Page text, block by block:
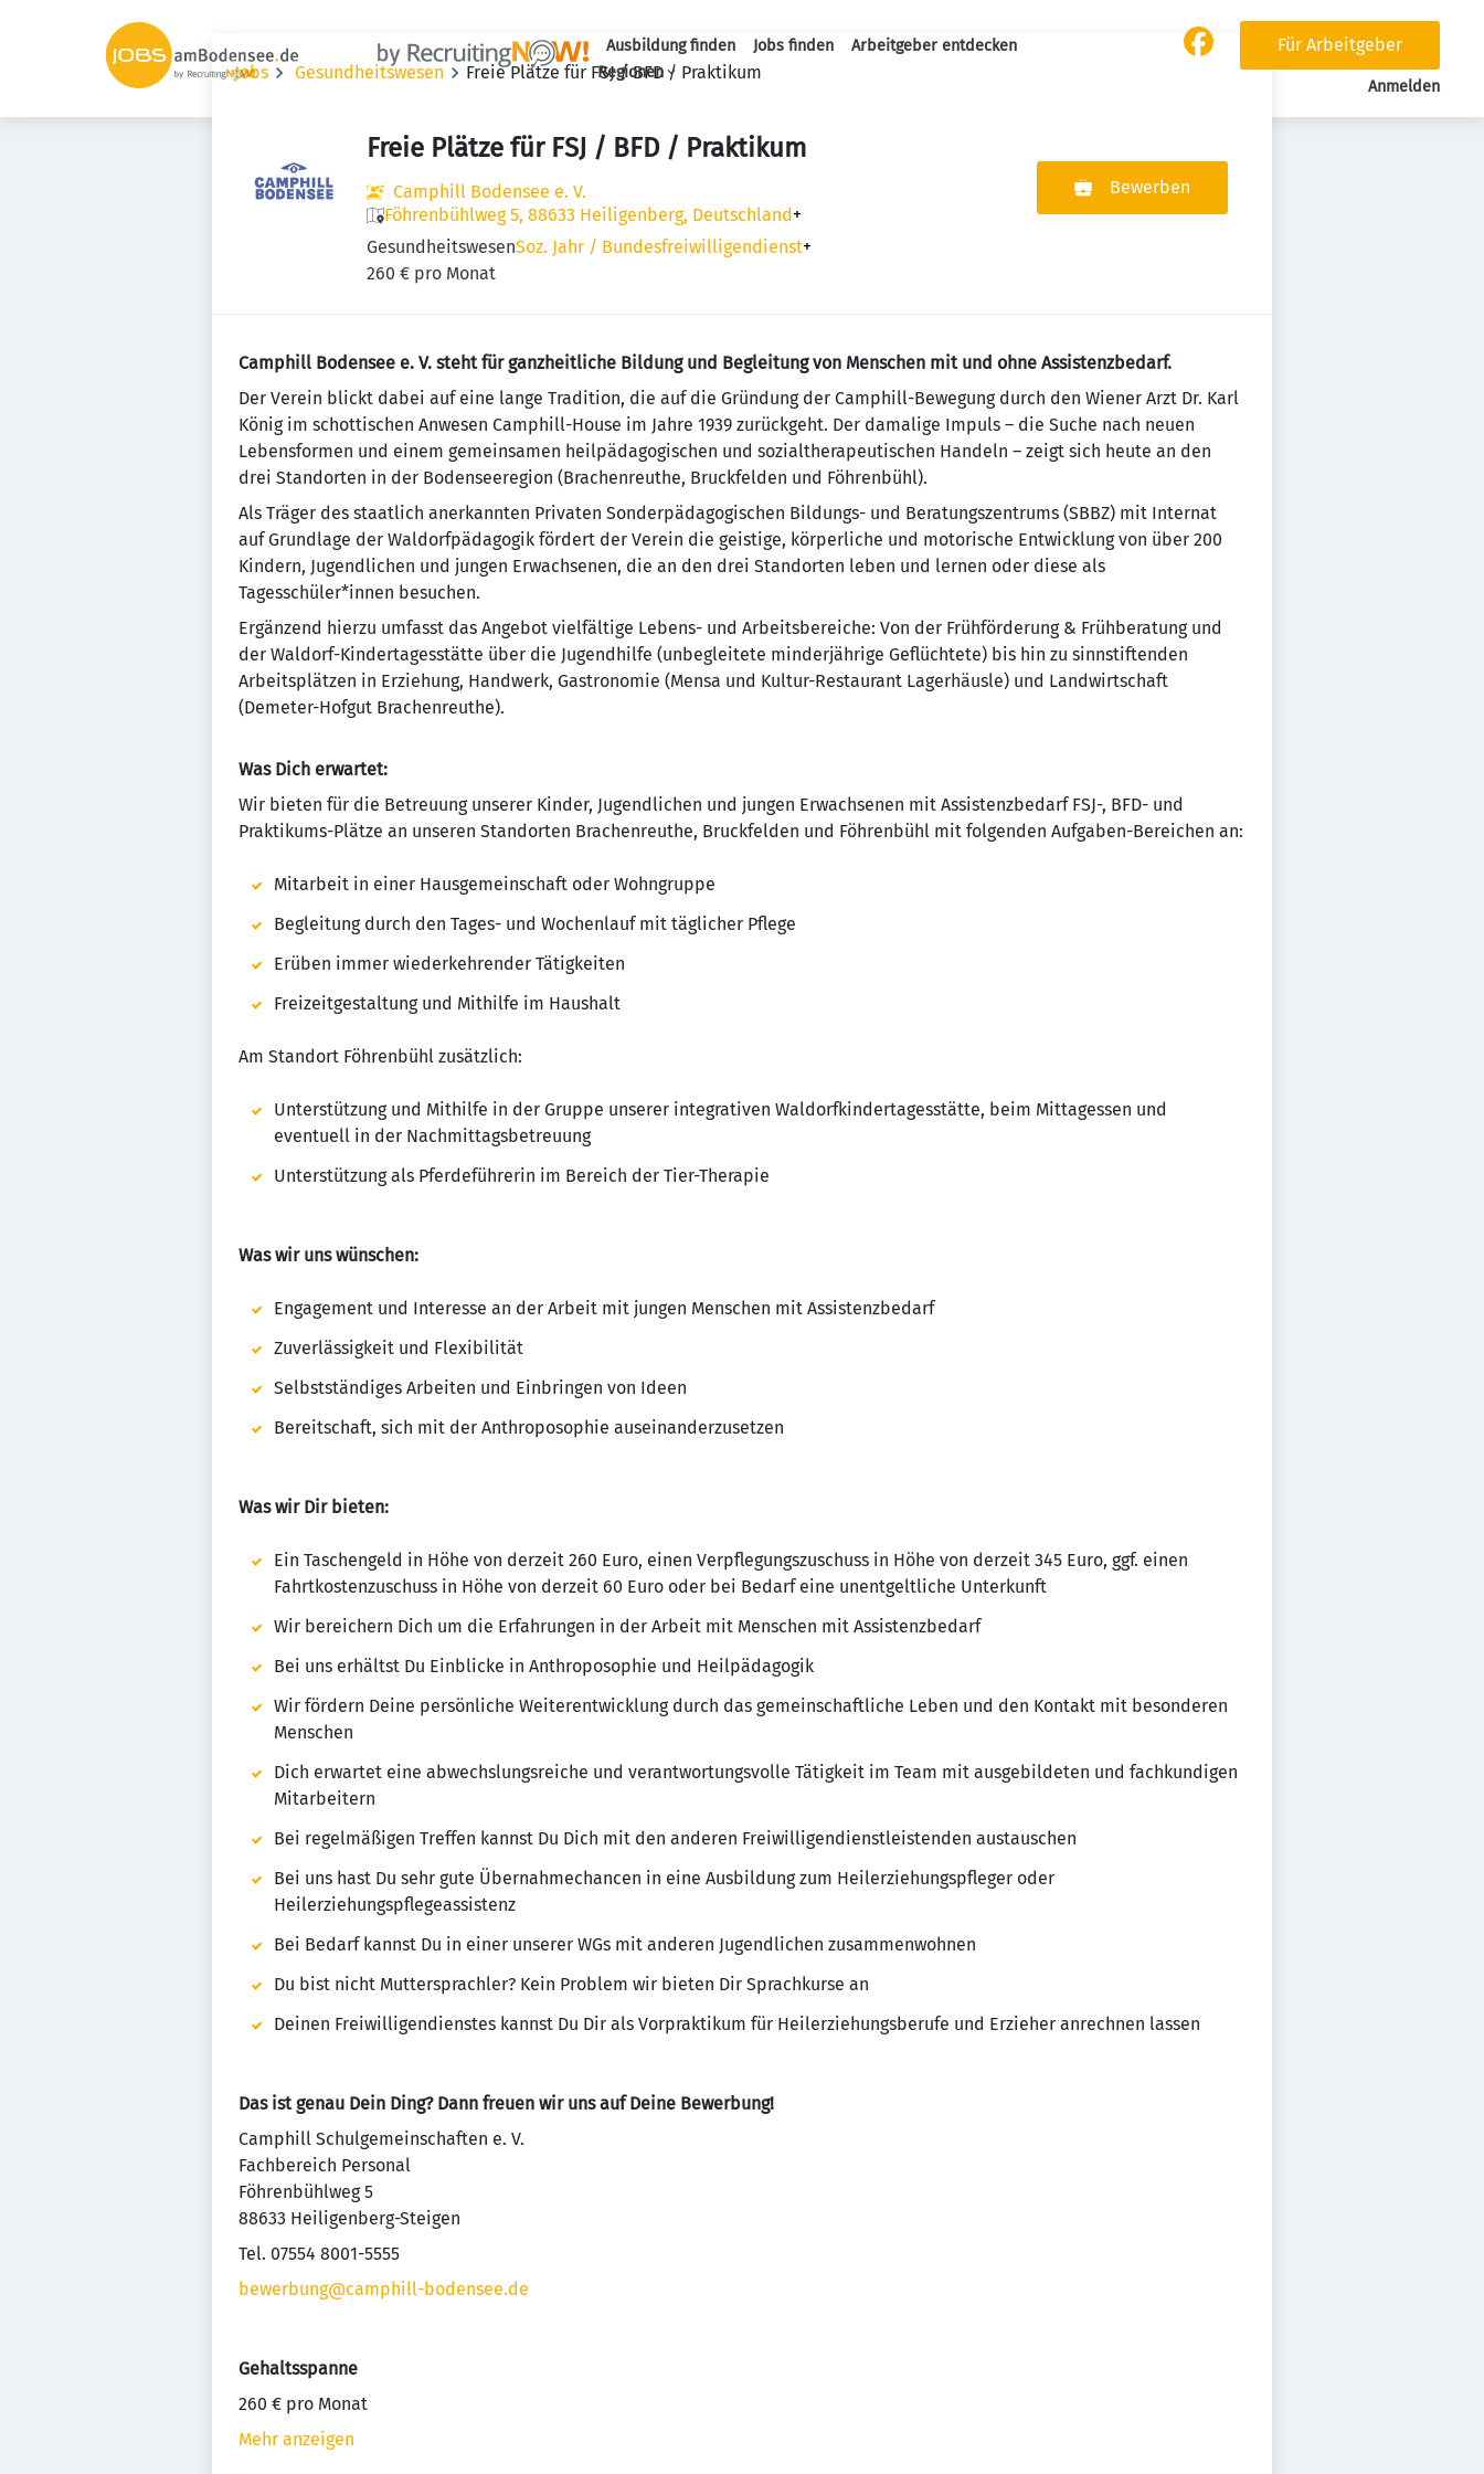
Ausbildung finden Jobs finden
Arbeitgeber entdecken
Regionen
Für Arbeitgeber
Anmelden
Jobs Gesundheitswesen Freie Plätze für FSJ / BFD / Praktikum
Freie Plätze für FSJ / BFD / Praktikum
Camphill Bodensee e. V.
Föhrenbühlweg 5, 88633 Heiligenberg, Deutschland+
GesundheitswesenSoz. Jahr / Bundesfreiwilligendienst+
260 € pro Monat
Bewerben
Camphill Bodensee e. V. steht für ganzheitliche Bildung und Begleitung von Menschen mit und ohne Assistenzbedarf.
Der Verein blickt dabei auf eine lange Tradition, die auf die Gründung der Camphill-Bewegung durch den Wiener Arzt Dr. Karl
König im schottischen Anwesen Camphill-House im Jahre 1939 zurückgeht. Der damalige Impuls – die Suche nach neuen
Lebensformen und einem gemeinsamen heilpädagogischen und sozialtherapeutischen Handeln – zeigt sich heute an den
drei Standorten in der Bodenseeregion (Brachenreuthe, Bruckfelden und Föhrenbühl).
Als Träger des staatlich anerkannten Privaten Sonderpädagogischen Bildungs- und Beratungszentrums (SBBZ) mit Internat
auf Grundlage der Waldorfpädagogik fördert der Verein die geistige, körperliche und motorische Entwicklung von über 200
Kindern, Jugendlichen und jungen Erwachsenen, die an den drei Standorten leben und lernen oder diese als
Tagesschüler*innen besuchen.
Ergänzend hierzu umfasst das Angebot vielfältige Lebens- und Arbeitsbereiche: Von der Frühförderung & Frühberatung und
der Waldorf-Kindertagesstätte über die Jugendhilfe (unbegleitete minderjährige Geflüchtete) bis hin zu sinnstiftenden
Arbeitsplätzen in Erziehung, Handwerk, Gastronomie (Mensa und Kultur-Restaurant Lagerhäusle) und Landwirtschaft
(Demeter-Hofgut Brachenreuthe).
Was Dich erwartet:
Wir bieten für die Betreuung unserer Kinder, Jugendlichen und jungen Erwachsenen mit Assistenzbedarf FSJ-, BFD- und
Praktikums-Plätze an unseren Standorten Brachenreuthe, Bruckfelden und Föhrenbühl mit folgenden Aufgaben-Bereichen an:
Mitarbeit in einer Hausgemeinschaft oder Wohngruppe
Begleitung durch den Tages- und Wochenlauf mit täglicher Pflege
Erüben immer wiederkehrender Tätigkeiten
Freizeitgestaltung und Mithilfe im Haushalt
Am Standort Föhrenbühl zusätzlich:
Unterstützung und Mithilfe in der Gruppe unserer integrativen Waldorfkindertagesstätte, beim Mittagessen und
eventuell in der Nachmittagsbetreuung
Unterstützung als Pferdeführerin im Bereich der Tier-Therapie
Was wir uns wünschen:
Engagement und Interesse an der Arbeit mit jungen Menschen mit Assistenzbedarf
Zuverlässigkeit und Flexibilität
Selbstständiges Arbeiten und Einbringen von Ideen
Bereitschaft, sich mit der Anthroposophie auseinanderzusetzen
Was wir Dir bieten:
Ein Taschengeld in Höhe von derzeit 260 Euro, einen Verpflegungszuschuss in Höhe von derzeit 345 Euro, ggf. einen
Fahrtkostenzuschuss in Höhe von derzeit 60 Euro oder bei Bedarf eine unentgeltliche Unterkunft
Wir bereichern Dich um die Erfahrungen in der Arbeit mit Menschen mit Assistenzbedarf
Bei uns erhältst Du Einblicke in Anthroposophie und Heilpädagogik
Wir fördern Deine persönliche Weiterentwicklung durch das gemeinschaftliche Leben und den Kontakt mit besonderen
Menschen
Dich erwartet eine abwechslungsreiche und verantwortungsvolle Tätigkeit im Team mit ausgebildeten und fachkundigen
Mitarbeitern
Bei regelmäßigen Treffen kannst Du Dich mit den anderen Freiwilligendienstleistenden austauschen
Bei uns hast Du sehr gute Übernahmechancen in eine Ausbildung zum Heilerziehungspfleger oder
Heilerziehungspflegeassistenz
Bei Bedarf kannst Du in einer unserer WGs mit anderen Jugendlichen zusammenwohnen
Du bist nicht Muttersprachler? Kein Problem wir bieten Dir Sprachkurse an
Deinen Freiwilligendienstes kannst Du Dir als Vorpraktikum für Heilerziehungsberufe und Erzieher anrechnen lassen
Das ist genau Dein Ding? Dann freuen wir uns auf Deine Bewerbung!
Camphill Schulgemeinschaften e. V.
Fachbereich Personal
Föhrenbühlweg 5
88633 Heiligenberg-Steigen
Tel. 07554 8001-5555
bewerbung@camphill-bodensee.de
Gehaltsspanne
260 € pro Monat
Mehr anzeigen